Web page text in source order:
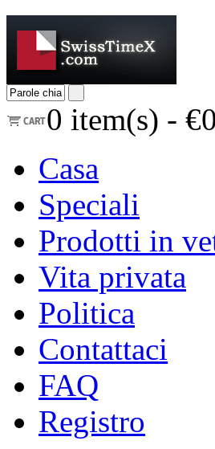
0 item(s) - €0
Casa
Speciali
Prodotti in
Vita privata
Politica
Contattaci
FAQ
Registro